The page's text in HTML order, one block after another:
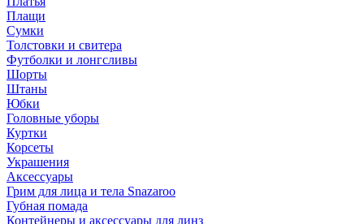
Плащи
Сумки
Толстовки и свитера
Футболки и лонгсливы
Шорты
Штаны
Юбки
Головные уборы
Куртки
Корсеты
Украшения
Аксессуары
Грим для лица и тела Snazaroo
Губная помада
Контейнеры и аксессуары для линз